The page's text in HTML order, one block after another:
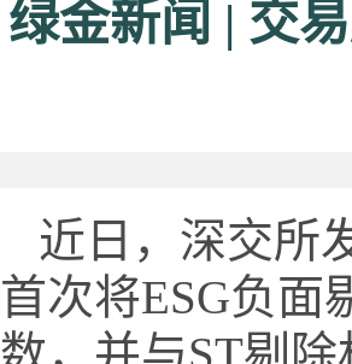
绿金新闻 | 交
近日，深交所
首次将ESG负面